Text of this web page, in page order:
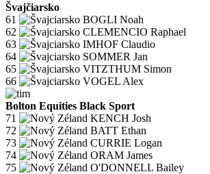
Švajčiarsko
61
BOGLI Noah
62
CLEMENCIO Raphael
63
IMHOF Claudio
64
SOMMER Jan
65
VITZTHUM Simon
66
VOGEL Alex
Bolton Equities Black Sport
71
KENCH Josh
72
BATT Ethan
73
CURRIE Logan
74
ORAM James
75
O'DONNELL Bailey